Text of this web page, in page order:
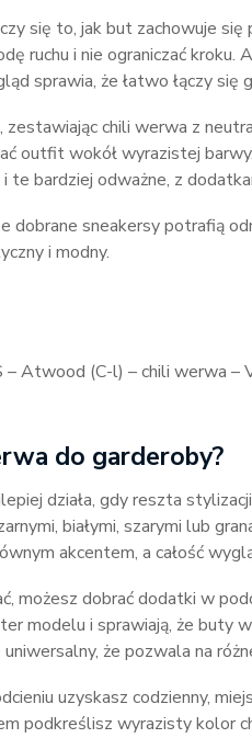
się to, jak but zachowuje się
ruchu i nie ograniczać
sprawia, że łatwo łączy się
chili werwa z
outfit wokół wyrazistej
te bardziej odważne, z
dobrane sneakersy potrafią
i modny.
– Atwood (C-l) – chili werwa –
do garderoby?
działa, gdy reszta
białymi, szarymi lub
akcentem, a całość
możesz dobrać dodatki w
modelu i sprawiają, że buty
że pozwala na
uzyskasz codzienny,
podkreślisz wyrazisty kolor